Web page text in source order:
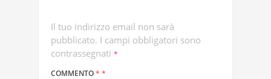
Il tuo indirizzo email non sarà
pubblicato. I campi obbligatori sono
contrassegnati *
COMMENTO* *